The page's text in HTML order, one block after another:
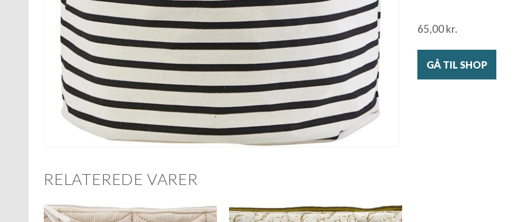
65,00kr.
GÅ TIL SHOP
RELATEREDE VARER